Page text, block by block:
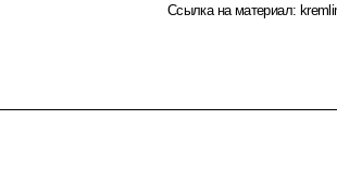
Ссылка на материал: